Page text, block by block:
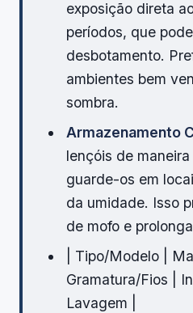
exposição direta
períodos, que
desbotamento.
ambientes bem
sombra.
Armazenamento
lençóis de
guarde-os em
da umidade. Isso
de mofo e
| Tipo/Modelo |
Gramatura/Fios |
Lavagem |